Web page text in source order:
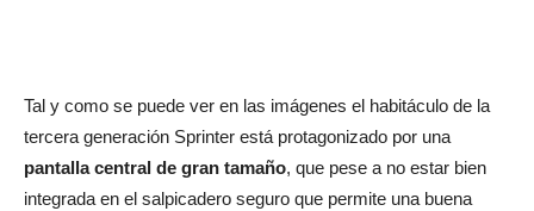
Tal y como se puede ver en las imágenes el habitáculo de la
tercera generación Sprinter está protagonizado por una
pantalla central de gran tamaño, que pese a no estar bien
integrada en el salpicadero seguro que permite una buena